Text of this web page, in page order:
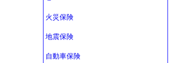
火災保険
地震保険
自動車保険